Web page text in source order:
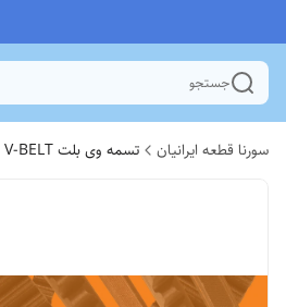
جستجو
سورنا قطعه ایرانیان تسمه وی بلت V-BELT